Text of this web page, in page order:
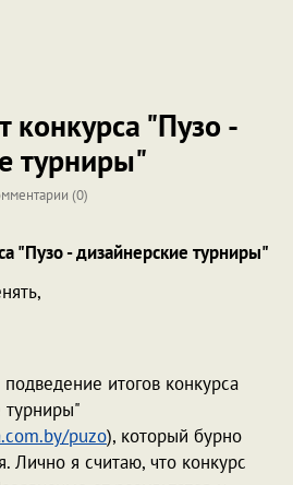
конкурса "Пузо -
турниры"
(0)
"Пузо - дизайнерские турниры"
итогов конкурса
турниры"
puzo), который бурно
Лично я считаю, что конкурс